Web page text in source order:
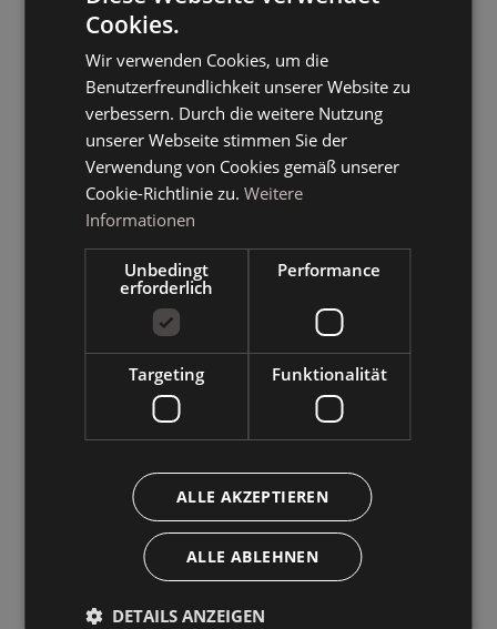
Cookies.
Wir verwenden Cookies, um die
Benutzerfreundlichkeit unserer Website zu
verbessern. Durch die weitere Nutzung
unserer Webseite stimmen Sie der
Verwendung von Cookies gemäß unserer
Cookie-Richtlinie zu. Weitere
Informationen
Unbedingt
erforderlich
Performance
Targeting Funktionalität
ALLE AKZEPTIEREN
ALLE ABLEHNEN
DETAILS ANZEIGEN